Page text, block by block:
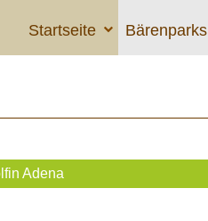
Startseite Bärenparks
Adena